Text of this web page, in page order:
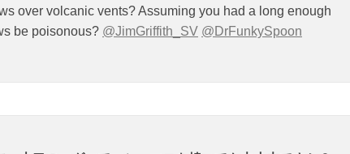
over volcanic vents? Assuming you had a long enough
be poisonous? @JimGriffith_SV @DrFunkySpoon